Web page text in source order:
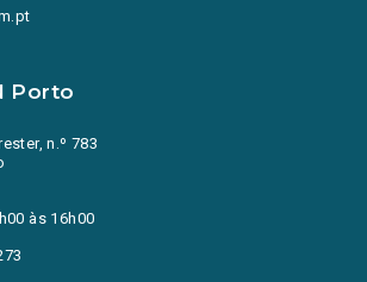
Porto
n.º 783
às 16h00